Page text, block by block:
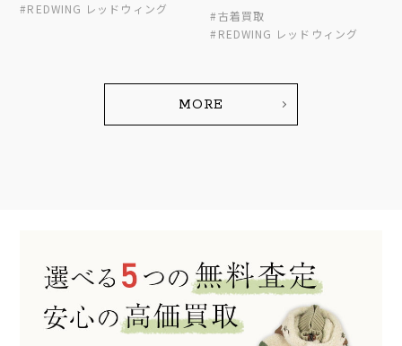
#REDWING レッドウィング
#古着買取
#REDWING レッドウィング
MORE